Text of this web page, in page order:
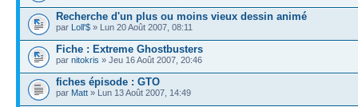
Recherche d'un plus ou moins vieux dessin animé
par Loll'$ » Lun 20 Août 2007, 08:11
Fiche : Extreme Ghostbusters
par nitokris » Jeu 16 Août 2007, 20:46
fiches épisode : GTO
par Matt » Lun 13 Août 2007, 14:49